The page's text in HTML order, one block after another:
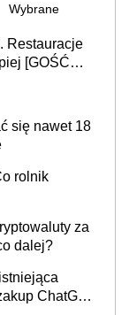
Wybrane
Restauracje
[GOŚĆ
się nawet 18
rolnik
za
dalej?
ChatGPT